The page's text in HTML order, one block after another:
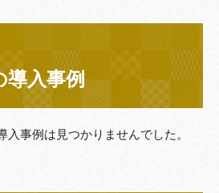
導入事例
事例は見つかりませんでした。